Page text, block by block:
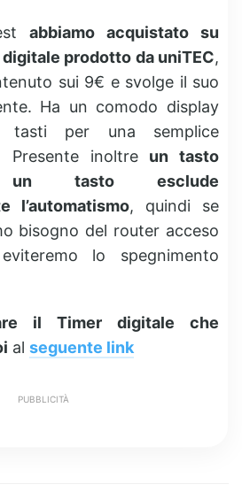
abbiamo acquistato su
prodotto da uniTEC,
sui 9€ e svolge il suo
Ha un comodo display
per una semplice
Presente inoltre un tasto
tasto esclude
l’automatismo, quindi se
bisogno del router acceso
lo spegnimento
il Timer digitale che
al seguente link
PUBBLICITÀ